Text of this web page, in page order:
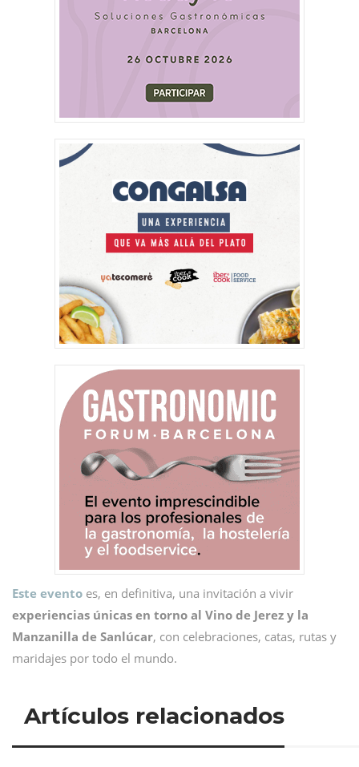
Este evento es, en definitiva, una invitación a vivir
experiencias únicas en torno al Vino de Jerez y la
Manzanilla de Sanlúcar, con celebraciones, catas, rutas y
maridajes por todo el mundo.
Artículos relacionados